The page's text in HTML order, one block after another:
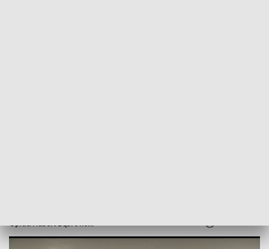
Oprac. Hubert Dąbrowski